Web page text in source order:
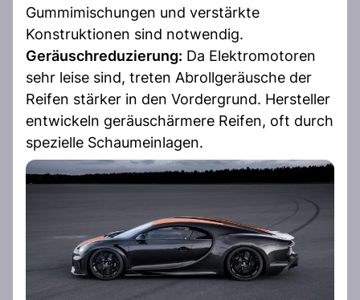
Gummimischungen und verstärkte
Konstruktionen sind notwendig.
Geräuschreduzierung: Da Elektromotoren
sehr leise sind, treten Abrollgeräusche der
Reifen stärker in den Vordergrund. Hersteller
entwickeln geräuschärmere Reifen, oft durch
spezielle Schaumeinlagen.